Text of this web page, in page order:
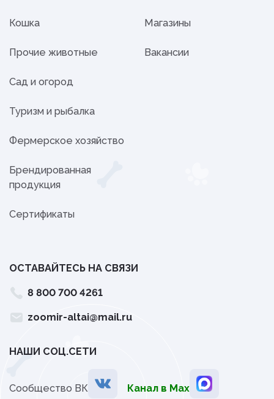
Кошка
Прочие животные
Сад и огород
Туризм и рыбалка
Фермерское хозяйство
Брендированная
продукция
Сертификаты
Магазины
Вакансии
ОСТАВАЙТЕСЬ НА СВЯЗИ
8 800 700 4261
zoomir-altai@mail.ru
НАШИ СОЦ.СЕТИ
Сообщество ВК Канал в Мах